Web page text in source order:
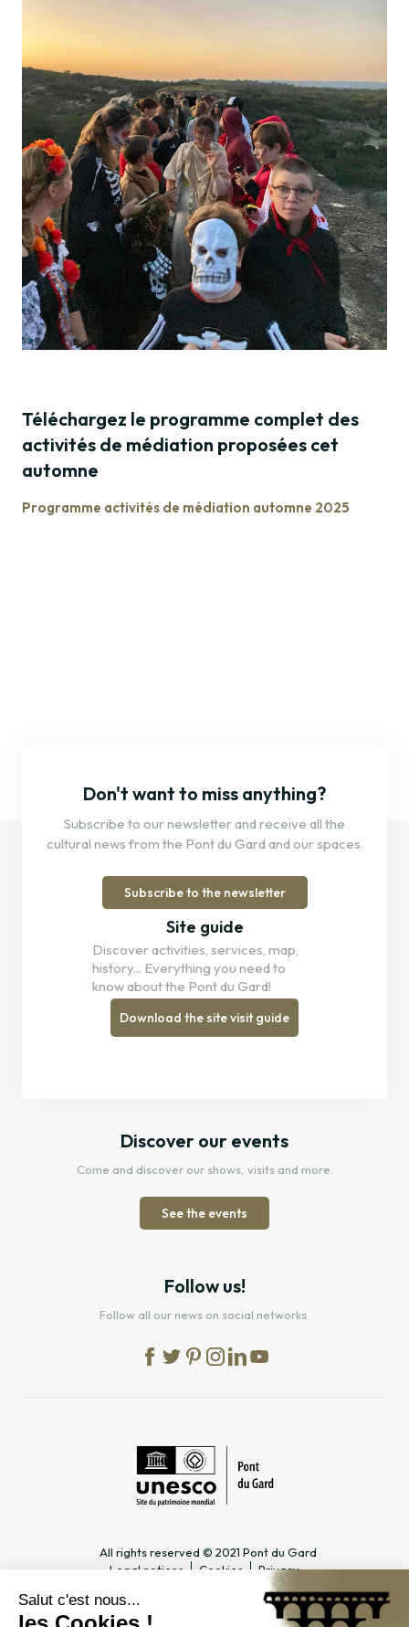
Téléchargez le programme complet des
activités de médiation proposées cet
automne
Programme activités de médiation automne 2025
Don't want to miss anything?
Subscribe to our newsletter and receive all the
cultural news from the Pont du Gard and our spaces.
Subscribe to the newsletter
Site guide
Discover activities, services, map,
history... Everything you need to
know about the Pont du Gard!
Download the site visit guide
Discover our events
Come and discover our shows, visits and more.
See the events
Follow us!
Follow all our news on social networks.
All rights reserved © 2021 Pont du Gard
Legal notices
Cookies Privacy
PRACTICAL INFORMATION SPECIALIST PAGES